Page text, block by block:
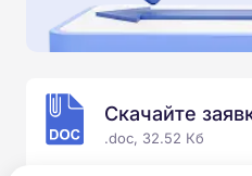
Скачайте
.doc, 32.52 Кб